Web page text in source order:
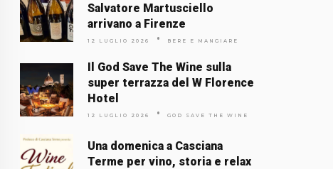
Salvatore Martusciello
arrivano a Firenze
12 LUGLIO 2026 BERE E MANGIARE
Il God Save The Wine sulla
super terrazza del W Florence
Hotel
12 LUGLIO 2026 GOD SAVE THE WINE
Una domenica a Casciana
Terme per vino, storia e relax